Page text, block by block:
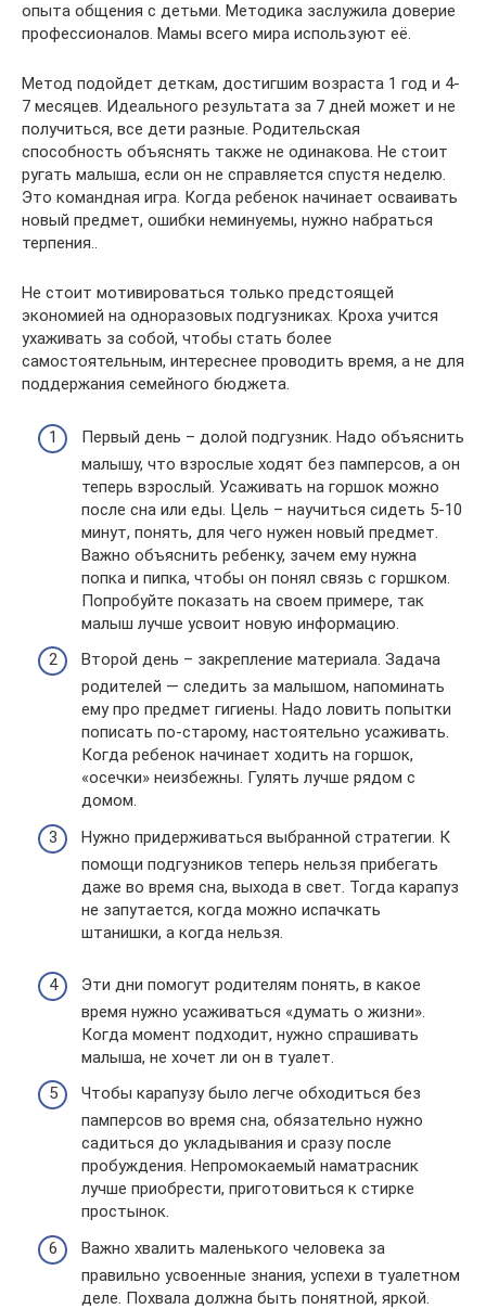
опыта общения с детьми. Методика заслужила доверие
профессионалов. Мамы всего мира используют её.
Метод подойдет деткам, достигшим возраста 1 год и 4-
7 месяцев. Идеального результата за 7 дней может и не
получиться, все дети разные. Родительская
способность объяснять также не одинакова. Не стоит
ругать малыша, если он не справляется спустя неделю.
Это командная игра. Когда ребенок начинает осваивать
новый предмет, ошибки неминуемы, нужно набраться
терпения..
Не стоит мотивироваться только предстоящей
экономией на одноразовых подгузниках. Кроха учится
ухаживать за собой, чтобы стать более
самостоятельным, интереснее проводить время, а не для
поддержания семейного бюджета.
Первый день – долой подгузник. Надо объяснить
малышу, что взрослые ходят без памперсов, а он
теперь взрослый. Усаживать на горшок можно
после сна или еды. Цель – научиться сидеть 5-10
минут, понять, для чего нужен новый предмет.
Важно объяснить ребенку, зачем ему нужна
попка и пипка, чтобы он понял связь с горшком.
Попробуйте показать на своем примере, так
малыш лучше усвоит новую информацию.
Второй день – закрепление материала. Задача
родителей — следить за малышом, напоминать
ему про предмет гигиены. Надо ловить попытки
пописать по-старому, настоятельно усаживать.
Когда ребенок начинает ходить на горшок,
«осечки» неизбежны. Гулять лучше рядом с
домом.
Нужно придерживаться выбранной стратегии. К
помощи подгузников теперь нельзя прибегать
даже во время сна, выхода в свет. Тогда карапуз
не запутается, когда можно испачкать
штанишки, а когда нельзя.
Эти дни помогут родителям понять, в какое
время нужно усаживаться «думать о жизни».
Когда момент подходит, нужно спрашивать
малыша, не хочет ли он в туалет.
Чтобы карапузу было легче обходиться без
памперсов во время сна, обязательно нужно
садиться до укладывания и сразу после
пробуждения. Непромокаемый наматрасник
лучше приобрести, приготовиться к стирке
простынок.
Важно хвалить маленького человека за
правильно усвоенные знания, успехи в туалетном
деле. Похвала должна быть понятной, яркой.